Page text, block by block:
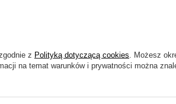
z Polityką dotyczącą cookies . Możesz
na temat warunków i prywatności można